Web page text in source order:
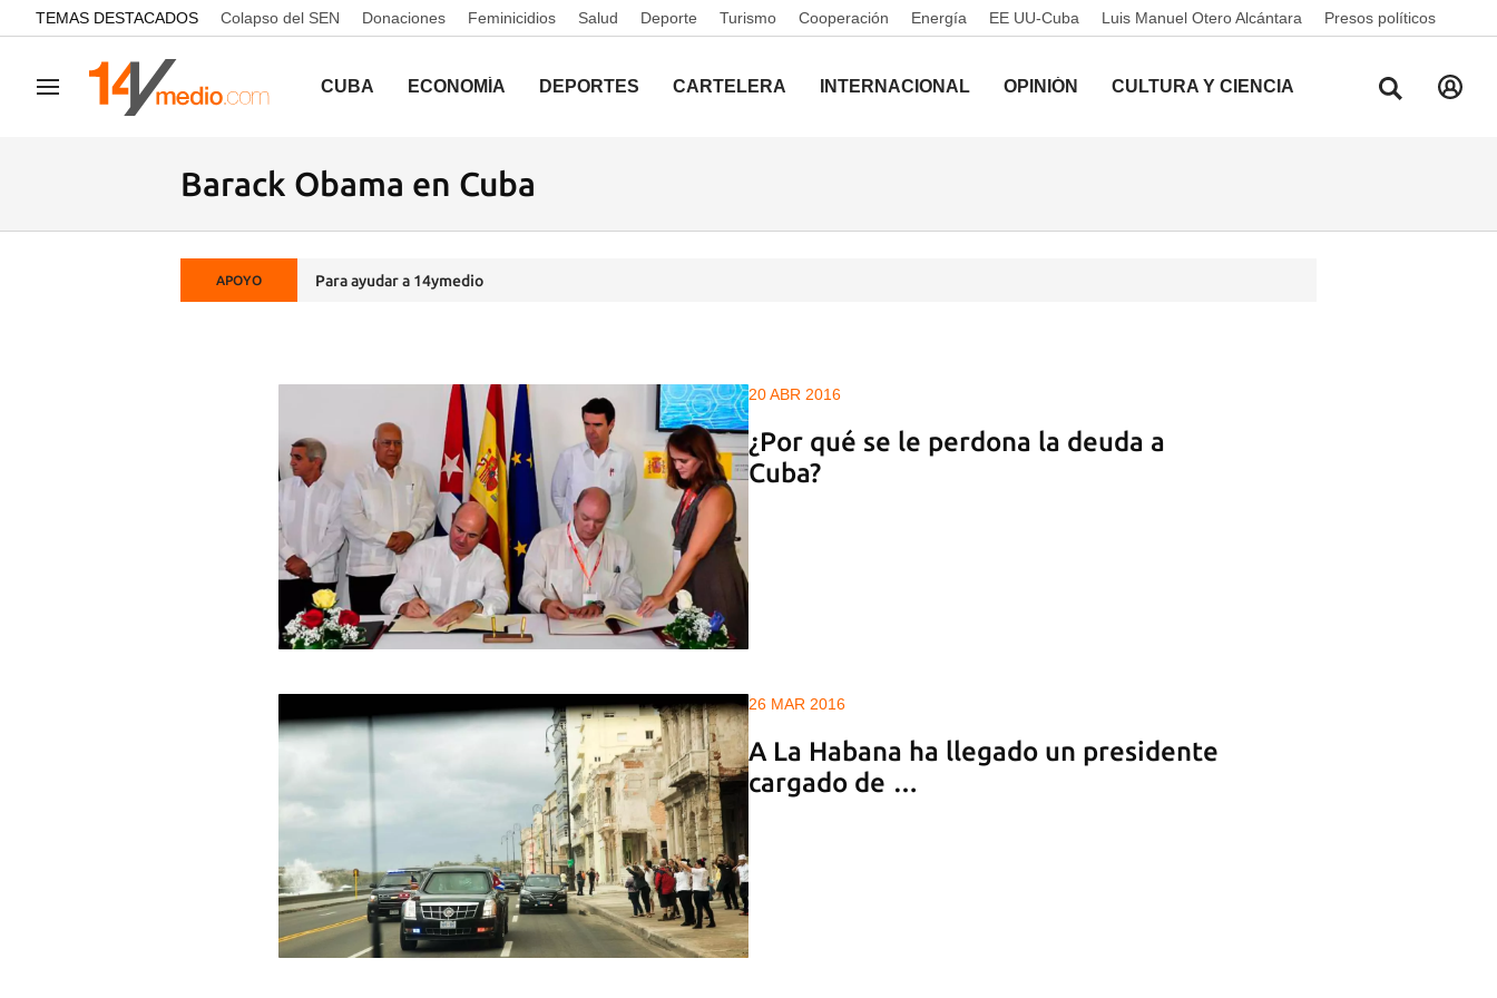
common.go-to-content
TEMAS DESTACADOS Colapso del SEN Donaciones Feminicidios Salud Deporte Turismo Cooperación Energía EE UU-Cuba Luis Manuel Otero Alcántara Presos políticos
Navegación CUBA ECONOMÍA DEPORTES CARTELERA INTERNACIONAL OPINIÓN CULTURA Y CIENCIA
Barack Obama en Cuba
APOYO Para ayudar a 14ymedio
20 ABR 2016
¿Por qué se le perdona la deuda a
Cuba?
26 MAR 2016
A La Habana ha llegado un presidente
cargado de …